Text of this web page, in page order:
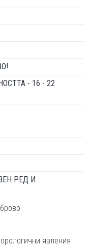
- 16 - 22
РЕД И
явления